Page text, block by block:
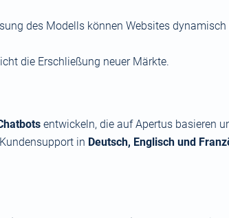
des Modells können Websites
die Erschließung neuer Märkte.
entwickeln, die auf Apertus basieren
in Deutsch, Englisch und